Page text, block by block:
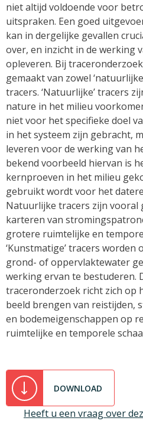
niet altijd voldoende voor
uitspraken. Een goed
kan in dergelijke gevallen
over, en inzicht in de werking
opleveren. Bij
gemaakt van zowel
tracers. ‘Natuurlijke’ tracers
nature in het milieu
niet voor het specifieke doel
in het systeem zijn gebracht,
leveren voor de werking van
bekend voorbeeld hiervan is
kernproeven in het milieu
gebruikt wordt voor het
Natuurlijke tracers zijn vooral
karteren van
grotere ruimtelijke en
‘Kunstmatige’ tracers
grond- of oppervlaktewater
werking ervan te bestuderen.
traceronderzoek richt zich op
beeld brengen van reistijden,
en bodemeigenschappen op
ruimtelijke en temporele
DOWNLOAD
Heeft u een vraag over